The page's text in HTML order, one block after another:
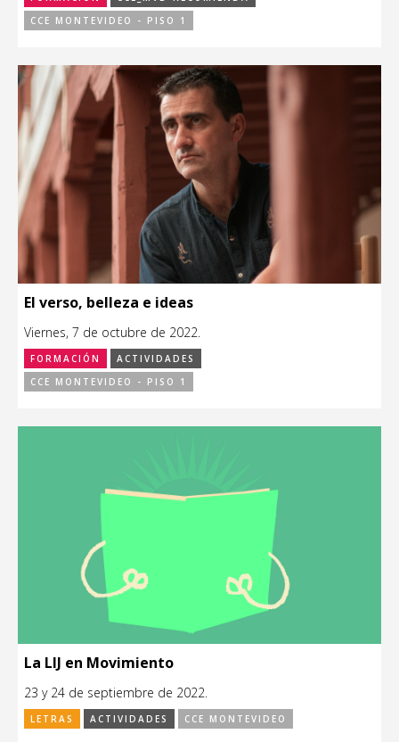
CCE MONTEVIDEO - PISO 1
El verso, belleza e ideas
Viernes, 7 de octubre de 2022.
FORMACIÓN
ACTIVIDADES
CCE MONTEVIDEO - PISO 1
La LIJ en Movimiento
23 y 24 de septiembre de 2022.
LETRAS ACTIVIDADES CCE MONTEVIDEO